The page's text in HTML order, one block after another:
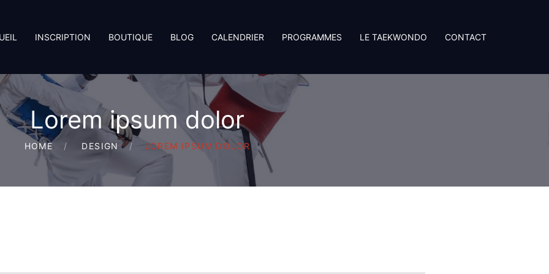
INSCRIPTION BOUTIQUE BLOG CALENDRIER PROGRAMMES LE TAEKWONDO CONTACT
Lorem ipsum dolor
HOME DESIGN LOREM IPSUM DOLOR